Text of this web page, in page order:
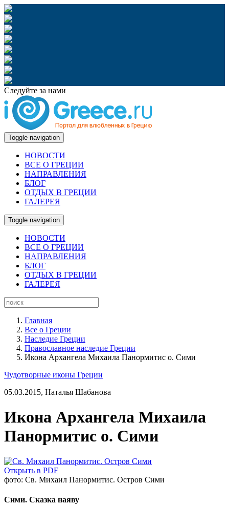
Следуйте за нами
Toggle navigation
НОВОСТИ
ВСЕ О ГРЕЦИИ
НАПРАВЛЕНИЯ
БЛОГ
ОТДЫХ В ГРЕЦИИ
ГАЛЕРЕЯ
Toggle navigation
НОВОСТИ
ВСЕ О ГРЕЦИИ
НАПРАВЛЕНИЯ
БЛОГ
ОТДЫХ В ГРЕЦИИ
ГАЛЕРЕЯ
Главная
Все о Греции
Наследие Греции
Православное наследие Греции
Икона Архангела Михаила Панормитис о. Сими
Чудотворные иконы Греции
05.03.2015, Наталья Шабанова
Икона Архангела Михаила
Панормитис о. Сими
Открыть в PDF
фото: Св. Михаил Панормитис. Остров Сими
Сими. Сказка наяву